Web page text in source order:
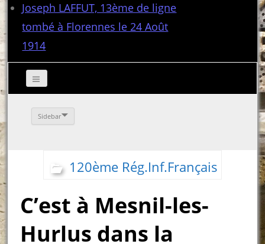
Joseph LAFFUT, 13ème de ligne
tombé à Florennes le 24 Août
1914
Sidebar
120ème Rég.Inf.Français
C’est à Mesnil-les-
Hurlus dans la